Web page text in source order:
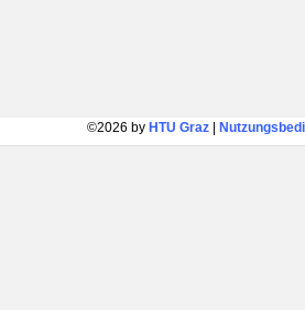
©2026 by HTU Graz|